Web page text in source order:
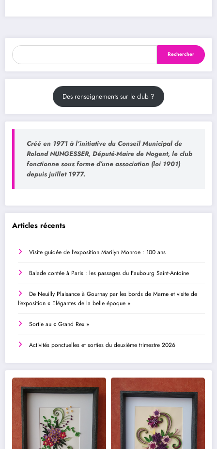
Rechercher Rechercher
Des renseignements sur le club ?
Créé en 1971 à l’initiative du Conseil Municipal de
Roland NUNGESSER, Député-Maire de Nogent, le club
fonctionne sous forme d’une association (loi 1901)
depuis juillet 1977.
Articles récents
Visite guidée de l’exposition Marilyn Monroe : 100 ans
Balade contée à Paris : les passages du Faubourg Saint-Antoine
De Neuilly Plaisance à Gournay par les bords de Marne et visite de
l’exposition « Elégantes de la belle époque »
Sortie au « Grand Rex »
Activités ponctuelles et sorties du deuxième trimestre 2026